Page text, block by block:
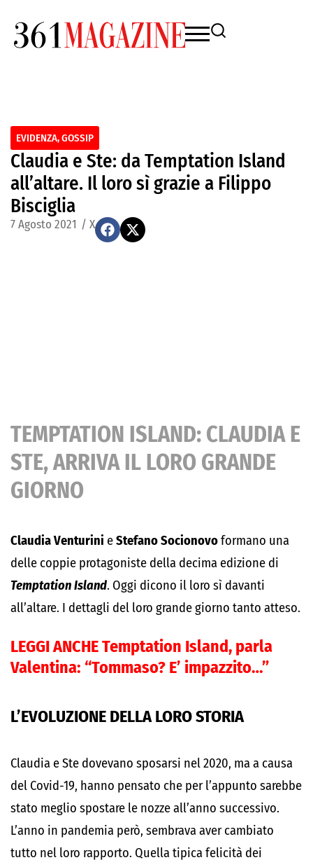
EVIDENZA,GOSSIP
Claudia e Ste: da Temptation Island
all’altare. Il loro sì grazie a Filippo
Bisciglia
7 Agosto 2021 / X
TEMPTATION ISLAND: CLAUDIA E
STE, ARRIVA IL LORO GRANDE
GIORNO
Claudia Venturini eStefano Socionovoformano una
delle coppie protagoniste della decima edizione di
Temptation Island. Oggi dicono il loro sì davanti
all’altare. I dettagli del loro grande giorno tanto atteso.
LEGGI ANCHETemptation Island, parla
Valentina: “Tommaso? E’ impazzito…”
L’EVOLUZIONE DELLA LORO STORIA
Claudia e Ste dovevano sposarsi nel 2020, ma a causa
del Covid-19, hanno pensato che per l’appunto sarebbe
stato meglio spostare le nozze all’anno successivo.
L’anno in pandemia però, sembrava aver cambiato
tutto nel loro rapporto. Quella tipica felicità dei